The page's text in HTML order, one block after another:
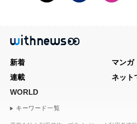
新着
マンガ
連載
ネット
WORLD
キーワード一覧